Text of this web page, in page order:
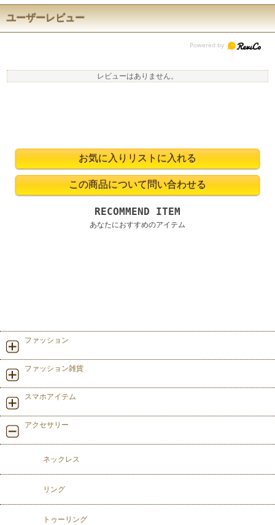
ユーザーレビュー
レビューはありません。
RECOMMEND ITEM
あなたにおすすめのアイテム
ファッション
ファッション雑貨
スマホアイテム
アクセサリー
ネックレス
リング
トゥーリング